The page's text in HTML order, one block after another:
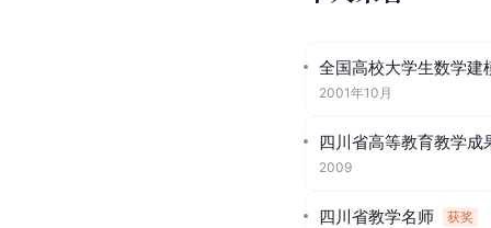
全国高校大学生数学建
2001年10月
四川省高等教育教学成
2009
四川省教学名师
获奖